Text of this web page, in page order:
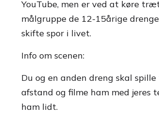
YouTube, men er ved at køre
målgruppe de 12-15årige
skifte spor i livet.
Info om scenen:
Du og en anden dreng skal
afstand og filme ham med jeres
ham lidt.